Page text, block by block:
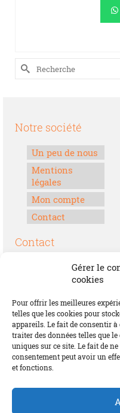
Gérer le
cookies
Pour offrir les meilleures
telles que les cookies pour
appareils. Le fait de consentir
traiter des données telles que
uniques sur ce site. Le fait de
consentement peut avoir un
et fonctions.
Rechercher :
Notre société
Un peu de nous
Mentions
légales
Mon compte
Contact
Contact
Boulevard Félix
Blog